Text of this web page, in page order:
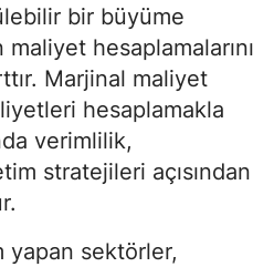
bir büyüme
hesaplamalarını
Marjinal maliyet
hesaplamakla
verimlilik,
stratejileri açısından
yapan sektörler,